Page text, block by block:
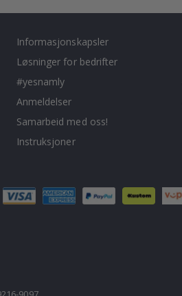
Informasjonskapsler
Løsninger for bedrifter
#yesnamly
Anmeldelser
Samarbeid med oss!
Instruksjoner